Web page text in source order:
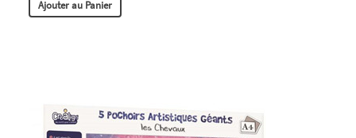
Ajouter au Panier